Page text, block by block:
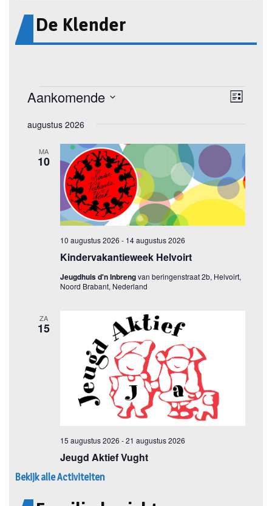
De Klender
Bekijk alle Activiteiten